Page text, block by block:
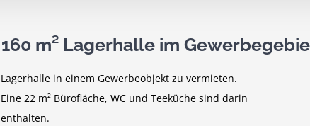
160 m² Lagerhalle im
Lagerhalle in einem Gewerbeobjekt zu vermieten.
Eine 22 m² Bürofläche, WC und Teeküche sind darin
enthalten.